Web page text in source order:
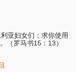
亚妇女们；求你使用
（罗马书15：13）